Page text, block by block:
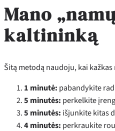
Mano
kaltininką
Šitą metodą naudoju, kai
1 minutė: pabandykite
5 minutės: perkelkite
5 minutės: išjunkite kitas
4 minutės: perkraukite